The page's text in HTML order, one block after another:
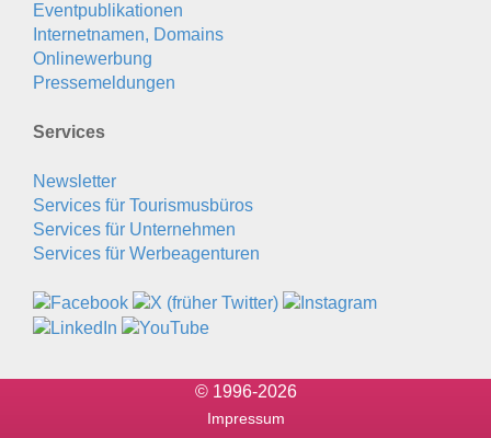
Eventpublikationen
Internetnamen, Domains
Onlinewerbung
Pressemeldungen
Services
Newsletter
Services für Tourismusbüros
Services für Unternehmen
Services für Werbeagenturen
© 1996-2026
Impressum